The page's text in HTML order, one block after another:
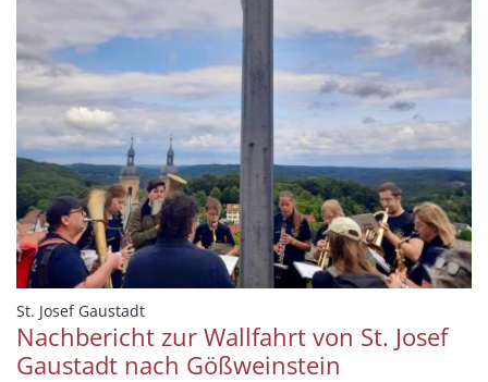
St. Josef Gaustadt:
Nachbericht zur Wallfahrt von St. Josef
Gaustadt nach Gößweinstein